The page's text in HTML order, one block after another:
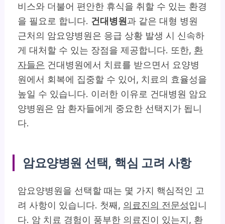
비스와 더불어 편안한 휴식을 취할 수 있는 환경
을 필요로 합니다. 건대병원 과 같은 대형 병원
근처의 암요양병원은 응급 상황 발생 시 신속하
게 대처할 수 있는 장점을 제공합니다. 또한, 환
자들은 건대병원에서 치료를 받으면서 요양병
원에서 회복에 집중할 수 있어, 치료의 효율성을
높일 수 있습니다. 이러한 이유로 건대병원 암요
양병원은 암 환자들에게 중요한 선택지가 됩니
다.
암요양병원 선택, 핵심 고려 사항
암요양병원을 선택할 때는 몇 가지 핵심적인 고
려 사항이 있습니다. 첫째, 의료진의 전문성입니
다. 암 치료 경험이 풍부한 의료진이 있는지, 환